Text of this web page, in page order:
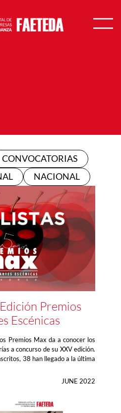
CONVOCATORIAS
NACIONAL
Premios
Escénicas
Premios Max da a conocer los
a concurso de su XXV edición.
38 han llegado a la última
JUNE 2022